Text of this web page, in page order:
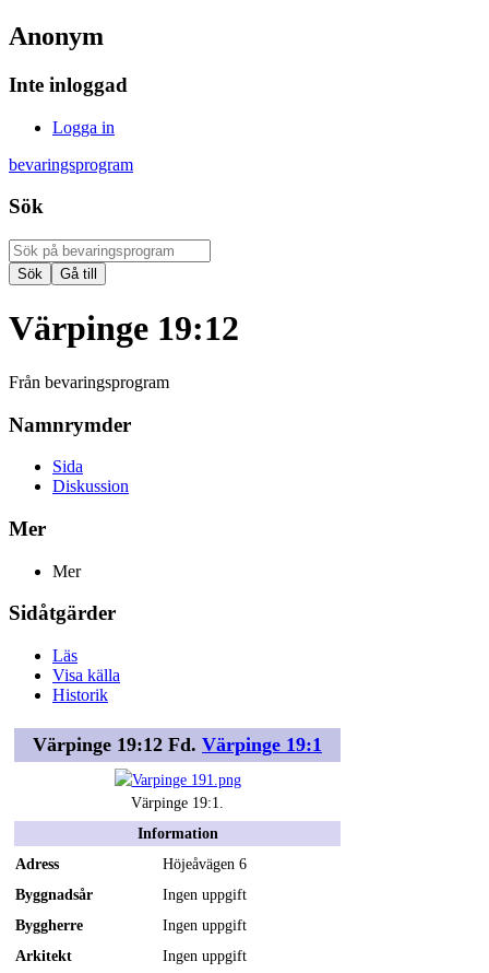
Anonym
Inte inloggad
Logga in
bevaringsprogram
Sök
Värpinge 19:12
Från bevaringsprogram
Namnrymder
Sida
Diskussion
Mer
Mer
Sidåtgärder
Läs
Visa källa
Historik
Värpinge 19:12 Fd. Värpinge 19:1
Värpinge 19:1.
Information
Adress
Höjeåvägen 6
Byggnadsår
Ingen uppgift
Byggherre
Ingen uppgift
Arkitekt
Ingen uppgift